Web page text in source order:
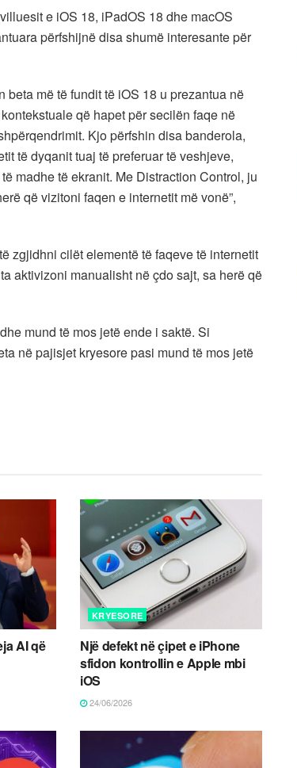
e iOS 18, iPadOS 18 dhe macOS
përfshijnë disa shumë interesante për
më të fundit të iOS 18 u prezantua në
që hapet për secilën faqe në
Kjo përfshin disa banderola,
të dyqanit tuaj të preferuar të veshjeve,
madhe të ekranit. Me Distraction Control, ju
që vizitoni faqen e internetit më vonë”,
zgjidhni cilët elementë të faqeve të internetit
aktivizoni manualisht në çdo sajt, sa herë që
mund të mos jetë ende i saktë. Si
në pajisjet kryesore pasi mund të mos jetë
AI që
KRYESORE
Një defekt në çipet e iPhone
sfidon kontrollin e Apple mbi
iOS
24/06/2026